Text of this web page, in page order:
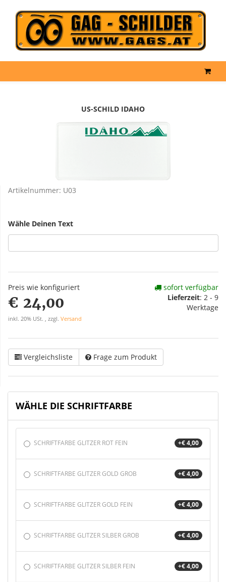
US-SCHILD IDAHO
Artikelnummer: U03
Wähle Deinen Text
Preis wie konfiguriert
€ 24,00
inkl. 20% USt. , zzgl. Versand
sofort verfügbar
Lieferzeit: 2 - 9
Werktage
Vergleichsliste Frage zum Produkt
WÄHLE DIE SCHRIFTFARBE
SCHRIFTFARBE GLITZER ROT FEIN +€ 4,00
SCHRIFTFARBE GLITZER GOLD GROB +€ 4,00
SCHRIFTFARBE GLITZER GOLD FEIN +€ 4,00
SCHRIFTFARBE GLITZER SILBER GROB +€ 4,00
SCHRIFTFARBE GLITZER SILBER FEIN +€ 4,00